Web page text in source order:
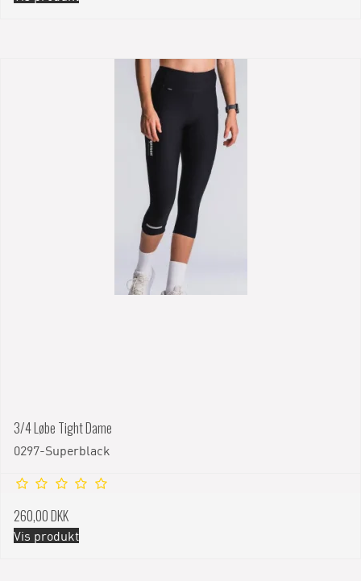
3/4 Løbe Tight Dame
0297-Superblack
260,00 DKK
Vis produkt